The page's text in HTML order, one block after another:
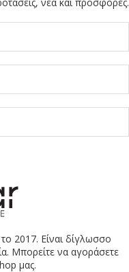
2017. Είναι δίγλωσσο
Μπορείτε να αγοράσετε
μας.